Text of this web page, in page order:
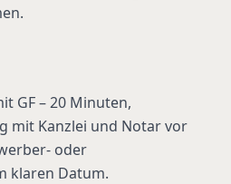
GF – 20 Minuten,
mit Kanzlei und Notar vor
oder
klaren Datum.